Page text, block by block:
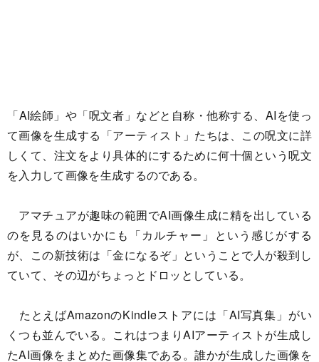
「AI絵師」や「呪文者」などと自称・他称する、AIを使っ
て画像を生成する「アーティスト」たちは、この呪文に詳
しくて、注文をより具体的にするために何十個という呪文
を入力して画像を生成するのである。
アマチュアが趣味の範囲でAI画像生成に精を出している
のを見るのはいかにも「カルチャー」という感じがする
が、この新技術は「金になるぞ」ということで人が殺到し
ていて、その辺がちょっとドロッとしている。
たとえばAmazonのKindleストアには「AI写真集」がい
くつも並んでいる。これはつまりAIアーティストが生成し
たAI画像をまとめた画像集である。誰かが生成した画像を